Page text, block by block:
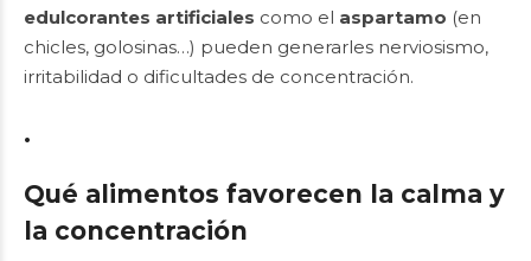
edulcorantes artificiales como el aspartamo (en
chicles, golosinas…) pueden generarles nerviosismo,
irritabilidad o dificultades de concentración.
.
Qué alimentos favorecen la calma y
la concentración